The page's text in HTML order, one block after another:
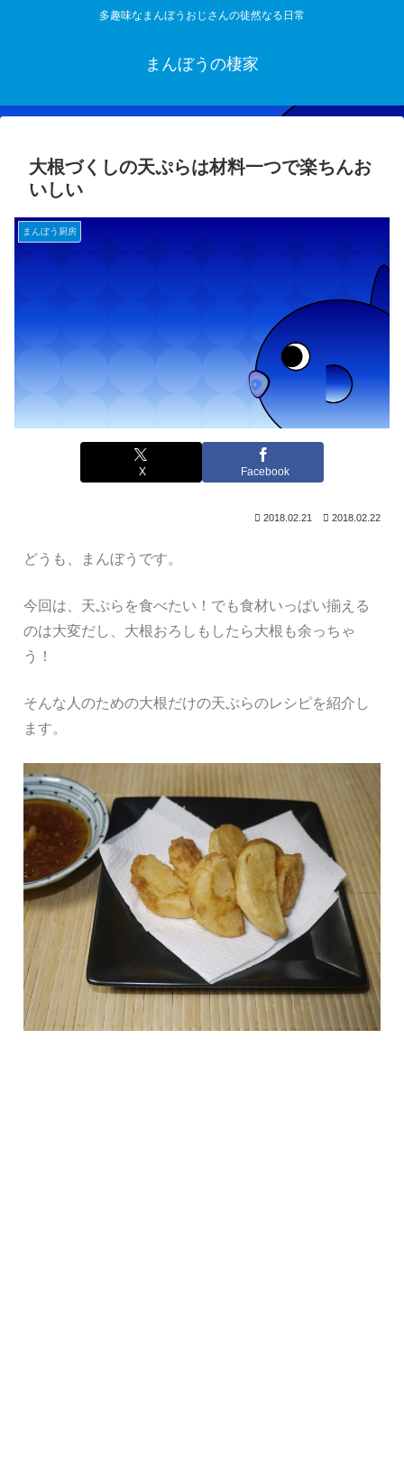
多趣味なまんぼうおじさんの徒然なる日常
まんぼうの棲家
大根づくしの天ぷらは材料一つで楽ちんお
いしい
まんぼう厨房
X Facebook
2018.02.21 2018.02.22
どうも、まんぼうです。
今回は、天ぷらを食べたい！でも食材いっぱい揃える
のは大変だし、大根おろしもしたら大根も余っちゃ
う！
そんな人のための大根だけの天ぷらのレシピを紹介し
ます。